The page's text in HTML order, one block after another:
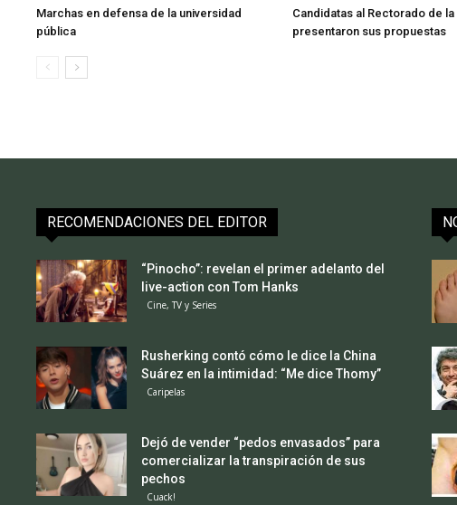
Marchas en defensa de la universidad
pública
Candidatas al Rectorado de la
presentaron sus propuestas
RECOMENDACIONES DEL EDITOR
“Pinocho”: revelan el primer adelanto del
live-action con Tom Hanks
Cine, TV y Series
Rusherking contó cómo le dice la China
Suárez en la intimidad: “Me dice Thomy”
Caripelas
Dejó de vender “pedos envasados” para
comercializar la transpiración de sus
pechos
Cuack!